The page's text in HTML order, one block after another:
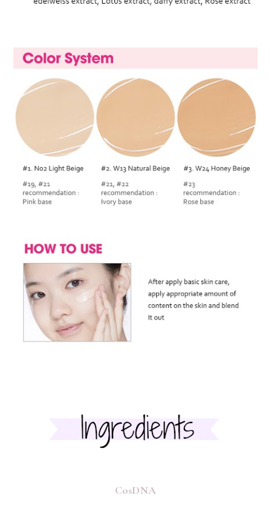
CosDNA